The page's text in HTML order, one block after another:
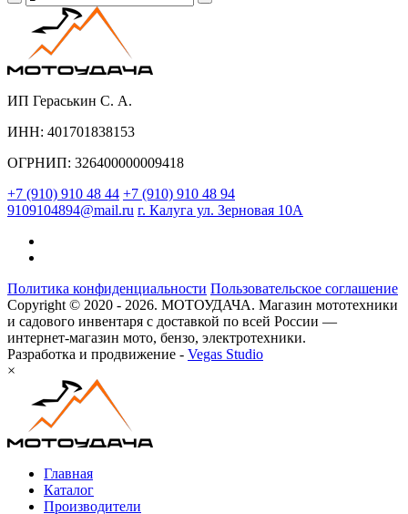
ИП Гераськин С. А.
ИНН: 401701838153
ОГРНИП: 326400000009418
+7 (910) 910 48 44 +7 (910) 910 48 94
9109104894@mail.ru г. Калуга ул. Зерновая 10А
Политика конфиденциальности Пользовательское соглашение
Copyright © 2020 - 2026. МОТОУДАЧА. Магазин мототехники
и садового инвентаря с доставкой по всей России —
интернет-магазин мото, бензо, электротехники.
Разработка и продвижение - Vegas Studio
×
Главная
Каталог
Производители